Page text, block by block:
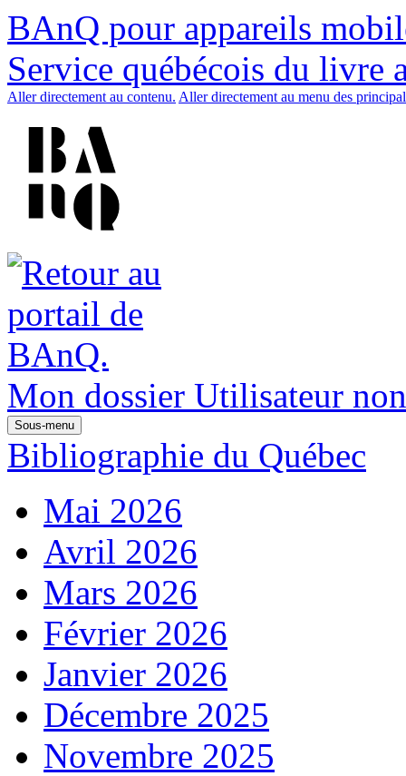
BAnQ pour appareils
Service québécois du livre
Aller directement au contenu. Aller directement au menu des
Mon dossier Utilisateur
Sous-menu
Bibliographie du Québec
Mai 2026
Avril 2026
Mars 2026
Février 2026
Janvier 2026
Décembre 2025
Novembre 2025